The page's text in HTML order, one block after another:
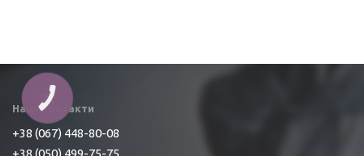
Наші контакти
+38 (067) 448-80-08
+38 (050) 499-75-75